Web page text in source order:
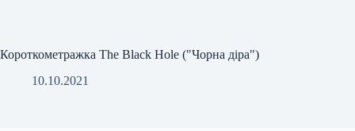
Короткометражка The Black Hole ("Чорна діра")
10.10.2021